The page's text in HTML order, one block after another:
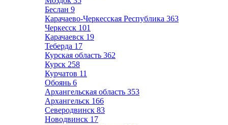
Беслан 9
Карачаево-Черкесская Республика 363
Черкесск 101
Карачаевск 19
Теберда 17
Курская область 362
Курск 258
Курчатов 11
Обоянь 6
Архангельская область 353
Архангельск 166
Северодвинск 83
Новодвинск 17